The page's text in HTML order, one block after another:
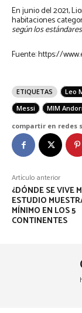
En junio del 2021,
habitaciones
según los
Fuente: https://
ETIQUETAS Leo
Messi
MIM
compartir en redes
Artículo anterior
¿DÓNDE SE VIVE
ESTUDIO
MÍNIMO EN LOS 5
CONTINENTES